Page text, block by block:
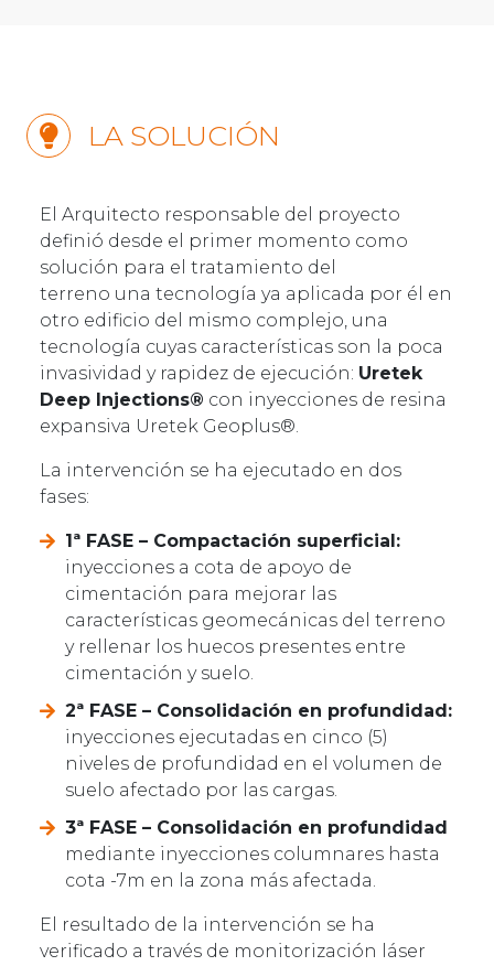
LA SOLUCIÓN
El Arquitecto responsable del proyecto
definió desde el primer momento como
solución para el tratamiento del
terreno una tecnología ya aplicada por él en
otro edificio del mismo complejo, una
tecnología cuyas características son la poca
invasividad y rapidez de ejecución: Uretek
Deep Injections® con inyecciones de resina
expansiva Uretek Geoplus®.
La intervención se ha ejecutado en dos
fases:
1ª FASE – Compactación superficial:
inyecciones a cota de apoyo de
cimentación para mejorar las
características geomecánicas del terreno
y rellenar los huecos presentes entre
cimentación y suelo.
2ª FASE – Consolidación en profundidad:
inyecciones ejecutadas en cinco (5)
niveles de profundidad en el volumen de
suelo afectado por las cargas.
3ª FASE – Consolidación en profundidad
mediante inyecciones columnares hasta
cota -7m en la zona más afectada.
El resultado de la intervención se ha
verificado a través de monitorización láser